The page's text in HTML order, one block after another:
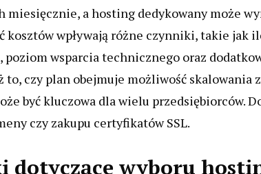
a hosting dedykowany może
wpływają różne czynniki, takie jak
wsparcia technicznego oraz
czy plan obejmuje możliwość skalowania
być kluczowa dla wielu przedsiębiorców.
czy zakupu certyfikatów SSL.
dotyczące wyboru